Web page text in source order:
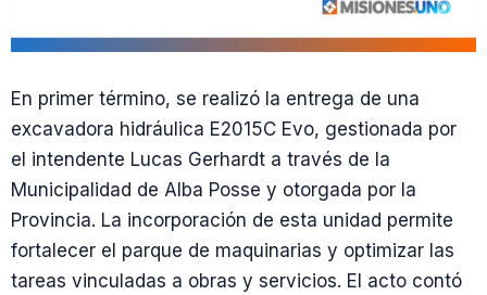
En primer término, se realizó la entrega de una
excavadora hidráulica E2015C Evo, gestionada por
el intendente Lucas Gerhardt a través de la
Municipalidad de Alba Posse y otorgada por la
Provincia. La incorporación de esta unidad permite
fortalecer el parque de maquinarias y optimizar las
tareas vinculadas a obras y servicios. El acto contó